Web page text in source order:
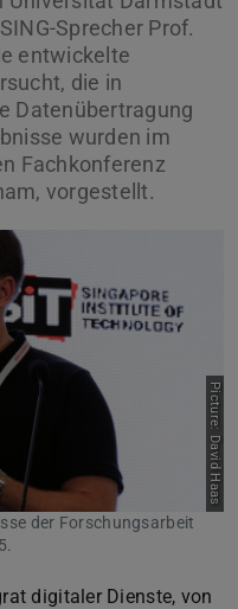
Sprecher Prof.
entwickelte
die in
Datenübertragung
wurden im
Fachkonferenz
vorgestellt.
Picture: David Haas
der Forschungsarbeit
digitaler Dienste, von